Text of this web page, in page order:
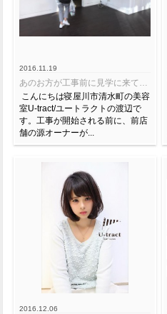
2016.11.19
あのお方が工事前に見学に来てくれました
こんにちは寝屋川市清水町の美容
室U-tract/ユートラクトの渡辺で
す。工事が開始される前に、前店
舗の源オーナーが...
2016.12.06